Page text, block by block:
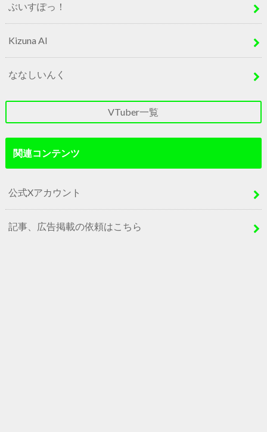
ぶいすぽっ！
Kizuna AI
ななしいんく
VTuber一覧
関連コンテンツ
公式Xアカウント
記事、広告掲載の依頼はこちら